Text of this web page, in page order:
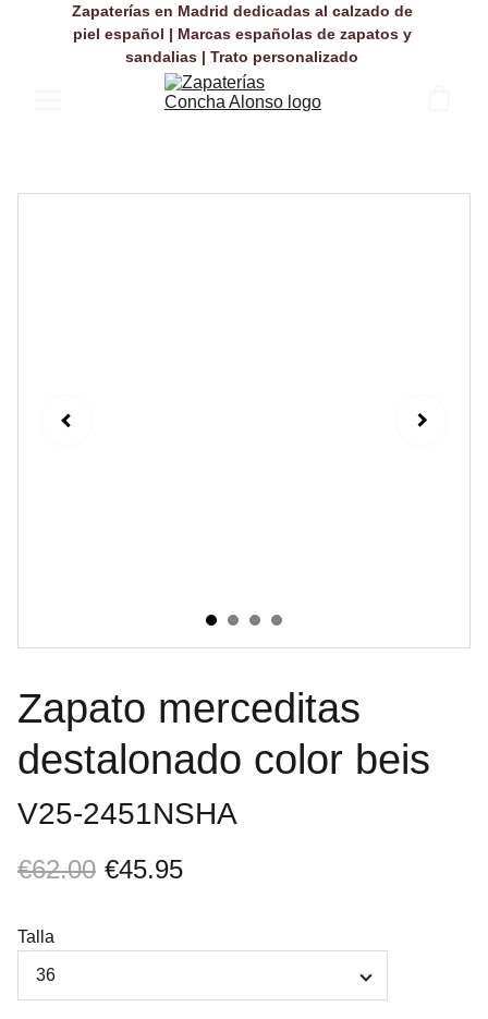
Zapaterías en Madrid dedicadas al calzado de
piel español | Marcas españolas de zapatos y
sandalias | Trato personalizado
Zapato merceditas
destalonado color beis
V25-2451NSHA
€62.00 €45.95
Talla